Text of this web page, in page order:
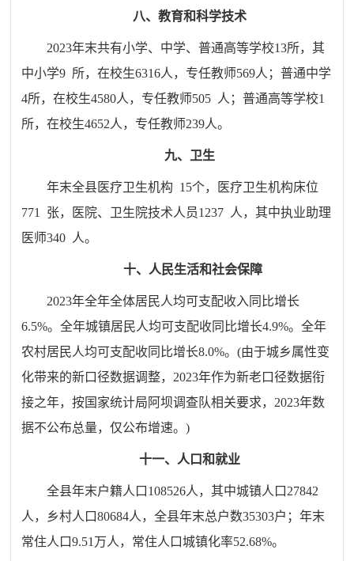
八、教育和科学技术
2023年末共有小学、中学、普通高等学校13所，其
中小学9 所，在校生6316人，专任教师569人；普通中学
4所，在校生4580人，专任教师505 人；普通高等学校1
所，在校生4652人，专任教师239人。
九、卫生
年末全县医疗卫生机构 15个，医疗卫生机构床位
771 张，医院、卫生院技术人员1237 人，其中执业助理
医师340 人。
十、人民生活和社会保障
2023年全年全体居民人均可支配收入同比增长
6.5%。全年城镇居民人均可支配收同比增长4.9%。全年
农村居民人均可支配收同比增长8.0%。(由于城乡属性变
化带来的新口径数据调整，2023年作为新老口径数据衔
接之年，按国家统计局阿坝调查队相关要求，2023年数
据不公布总量，仅公布增速。)
十一、人口和就业
全县年末户籍人口 108526人，其中城镇人口 27842
人，乡村人口80684人，全县年末总户数35303户；年末
常住人口9.51 万人， 常住人口城镇化率52.68%。